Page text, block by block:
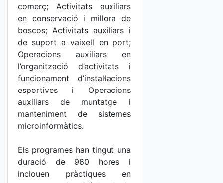
comerç; Activitats auxiliars
en conservació i millora de
boscos; Activitats auxiliars i
de suport a vaixell en port;
Operacions auxiliars en
l’organització d’activitats i
funcionament d’instal·lacions
esportives i Operacions
auxiliars de muntatge i
manteniment de sistemes
microinformàtics.
Els programes han tingut una
duració de 960 hores i
inclouen pràctiques en